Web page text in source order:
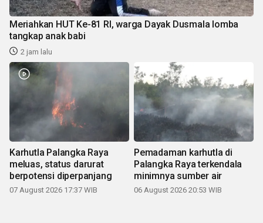
Meriahkan HUT Ke-81 RI, warga Dayak Dusmala lomba
tangkap anak babi
2 jam lalu
Karhutla Palangka Raya
meluas, status darurat
berpotensi diperpanjang
07 August 2026 17:37 WIB
Pemadaman karhutla di
Palangka Raya terkendala
minimnya sumber air
06 August 2026 20:53 WIB